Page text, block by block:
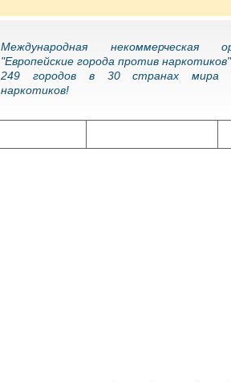
Международная некоммерческая
"Европейские города против наркотиков"
249 городов в 30 странах мира
наркотиков!